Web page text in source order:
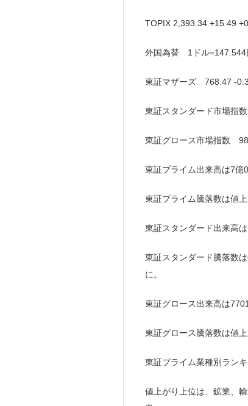
TOPIX 2,393.34 +15.49
外国為替 1ドル
東証マザーズ 768.47 -
東証スタンダード市場指
東証グロース市場指数
東証プライム出来高は7億
東証プライム騰落数は値
東証スタンダード出来高
東証スタンダード騰落数
に。
東証グロース出来高は
東証グロース騰落数は値
東証プライム業種別ラン
値上がり上位は、鉱業、